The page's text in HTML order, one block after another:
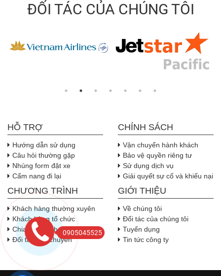
ĐỐI TÁC CỦA CHÚNG TÔI
HỖ TRỢ
Hướng dẫn sử dụng
Câu hỏi thường gặp
Nhúng form đặt xe
Cẩm nang đi lại
CHÍNH SÁCH
Vận chuyển hành khách
Bảo vệ quyền riêng tư
Sử dụng dịch vụ
Giải quyết sự cố và khiếu nại
CHƯƠNG TRÌNH
Khách hàng thường xuyên
Khách hàng tổ chức
Chia sẻ doanh thu
Đối tác vận chuyển
GIỚI THIỆU
Về chúng tôi
Đối tác của chúng tôi
Tuyển dụng
Tin tức công ty
0905045525